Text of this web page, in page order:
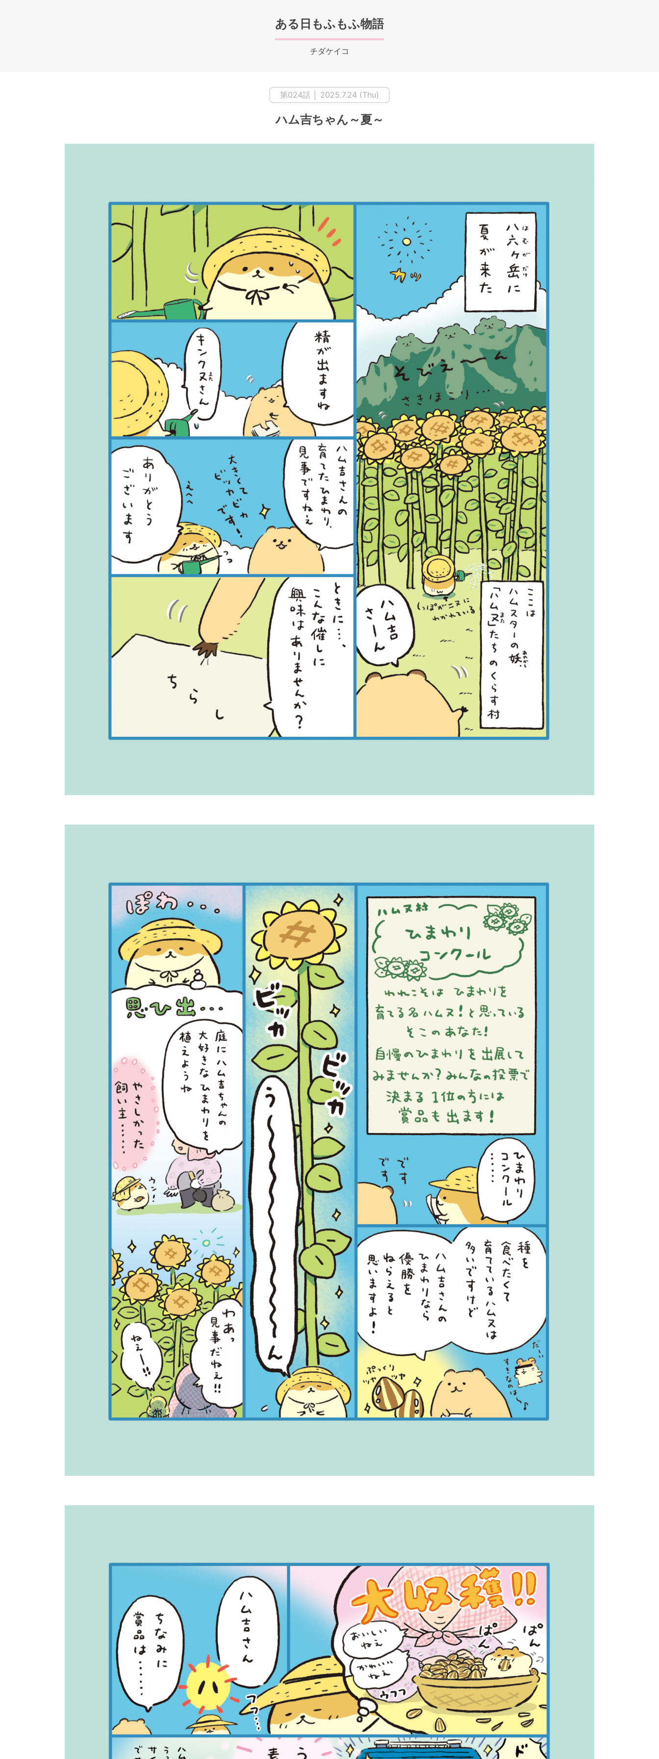
ある日もふもふ物語
チダケイコ
第024話 │ 2025.7.24 (Thu)
ハム吉ちゃん～夏～